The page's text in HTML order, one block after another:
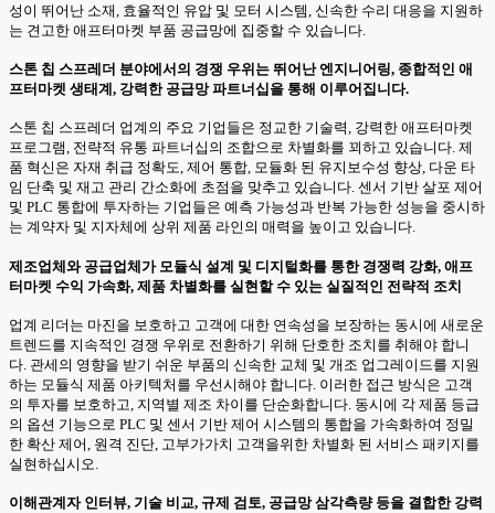
성이 뛰어난 소재, 효율적인 유압 및 모터 시스템, 신속한 수리 대응을 지원하
는 견고한 애프터마켓 부품 공급망에 집중할 수 있습니다.
스톤 칩 스프레더 분야에서의 경쟁 우위는 뛰어난 엔지니어링, 종합적인 애
프터마켓 생태계, 강력한 공급망 파트너십을 통해 이루어집니다.
스톤 칩 스프레더 업계의 주요 기업들은 정교한 기술력, 강력한 애프터마켓
프로그램, 전략적 유통 파트너십의 조합으로 차별화를 꾀하고 있습니다. 제
품 혁신은 자재 취급 정확도, 제어 통합, 모듈화 된 유지보수성 향상, 다운 타
임 단축 및 재고 관리 간소화에 초점을 맞추고 있습니다. 센서 기반 살포 제어
및 PLC 통합에 투자하는 기업들은 예측 가능성과 반복 가능한 성능을 중시하
는 계약자 및 지자체에 상위 제품 라인의 매력을 높이고 있습니다.
제조업체와 공급업체가 모듈식 설계 및 디지털화를 통한 경쟁력 강화, 애프
터마켓 수익 가속화, 제품 차별화를 실현할 수 있는 실질적인 전략적 조치
업계 리더는 마진을 보호하고 고객에 대한 연속성을 보장하는 동시에 새로운
트렌드를 지속적인 경쟁 우위로 전환하기 위해 단호한 조치를 취해야 합니
다. 관세의 영향을 받기 쉬운 부품의 신속한 교체 및 개조 업그레이드를 지원
하는 모듈식 제품 아키텍처를 우선시해야 합니다. 이러한 접근 방식은 고객
의 투자를 보호하고, 지역별 제조 차이를 단순화합니다. 동시에 각 제품 등급
의 옵션 기능으로 PLC 및 센서 기반 제어 시스템의 통합을 가속화하여 정밀
한 확산 제어, 원격 진단, 고부가가치 고객을위한 차별화 된 서비스 패키지를
실현하십시오.
이해관계자 인터뷰, 기술 비교, 규제 검토, 공급망 삼각측량 등을 결합한 강력